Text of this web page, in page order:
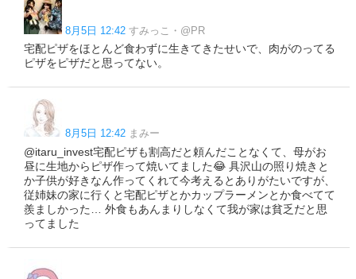
8月5日 12:42 すみっこ・@PR
宅配ピザをほとんど食わずに生きてきたせいで、肉がのってる
ピザをピザだと思ってない。
8月5日 12:42 まみー
@itaru_invest宅配ピザも割高だと頼んだことなくて、母がお
昼に生地からピザ作って焼いてました😂 具沢山の照り焼きと
か子供が好きなん作ってくれて今考えるとありがたいですが、
従姉妹の家に行くと宅配ピザとかカップラーメンとか食べてて
羨ましかった… 外食もあんまりしなくて我が家は貧乏だと思
ってました